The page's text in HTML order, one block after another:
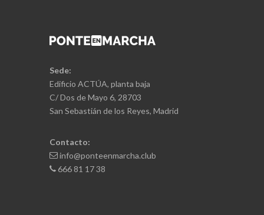
Sede:
Edificio ACTÚA, planta baja
C/ Dos de Mayo 6, 28703
San Sebastián de los Reyes, Madrid
Contacto:
info@ponteenmarcha.club
666 81 17 38